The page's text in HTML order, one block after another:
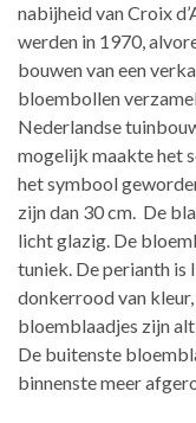
nabijheid van Croix
werden in 1970,
bouwen van een
bloembollen
Nederlandse
mogelijk maakte het
het symbool
zijn dan 30 cm. De
licht glazig. De
tuniek. De perianth is
donkerrood van
bloemblaadjes zijn
De buitenste
binnenste meer